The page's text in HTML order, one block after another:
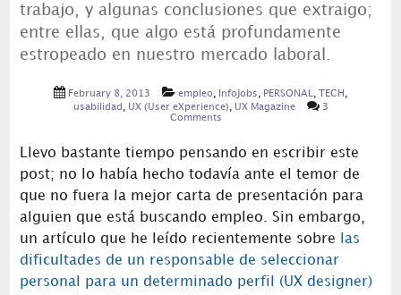
trabajo, y algunas conclusiones que extraigo;
entre ellas, que algo está profundamente
estropeado en nuestro mercado laboral.
February 8, 2013 empleo , InfoJobs , PERSONAL, TECH ,
usabilidad , UX (User eXperience) , UX Magazine
3
Comments
Llevo bastante tiempo pensando en escribir este
post; no lo había hecho todavía ante el temor de
que no fuera la mejor carta de presentación para
alguien que está buscando empleo. Sin embargo,
un artículo que he leído recientemente sobre
las
dificultades de un responsable de seleccionar
personal para un determinado perfil (UX designer)